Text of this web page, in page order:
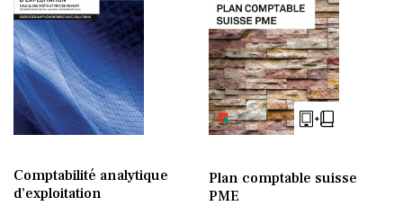
Comptabilité analytique
d’exploitation
Plan comptable suisse
PME